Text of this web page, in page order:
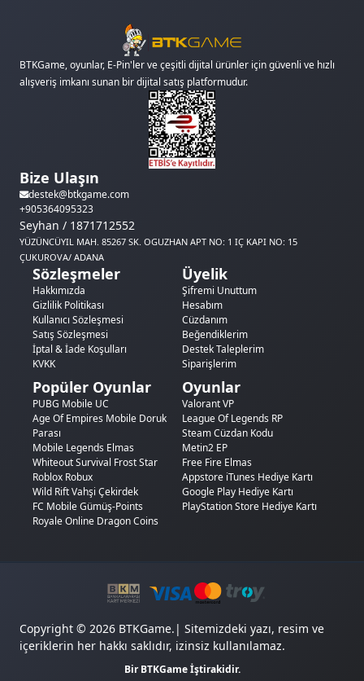
BTKGame, oyunlar, E-Pin'ler ve çeşitli dijital ürünler için güvenli ve hızlı
alışveriş imkanı sunan bir dijital satış platformudur.
Bize Ulaşın
destek@btkgame.com
+905364095323
Seyhan / 1871712552
YÜZÜNCÜYIL MAH. 85267 SK. OGUZHAN APT NO: 1 IÇ KAPI NO: 15
ÇUKUROVA/ ADANA
Sözleşmeler
Hakkımızda
Gizlilik Politikası
Kullanıcı Sözleşmesi
Satış Sözleşmesi
İptal & İade Koşulları
KVKK
Üyelik
Şifremi Unuttum
Hesabım
Cüzdanım
Beğendiklerim
Destek Taleplerim
Siparişlerim
Popüler Oyunlar
PUBG Mobile UC
Age Of Empires Mobile Doruk
Parası
Mobile Legends Elmas
Whiteout Survival Frost Star
Roblox Robux
Wild Rift Vahşi Çekirdek
FC Mobile Gümüş-Points
Royale Online Dragon Coins
Oyunlar
Valorant VP
League Of Legends RP
Steam Cüzdan Kodu
Metin2 EP
Free Fire Elmas
Appstore iTunes Hediye Kartı
Google Play Hediye Kartı
PlayStation Store Hediye Kartı
Copyright © 2026 BTKGame.| Sitemizdeki yazı, resim ve
içeriklerin her hakkı saklıdır, izinsiz kullanılamaz.
Bir BTKGame İştirakidir.